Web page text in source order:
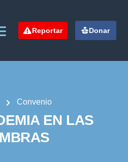
Reportar Donar
Convenio
EN LAS